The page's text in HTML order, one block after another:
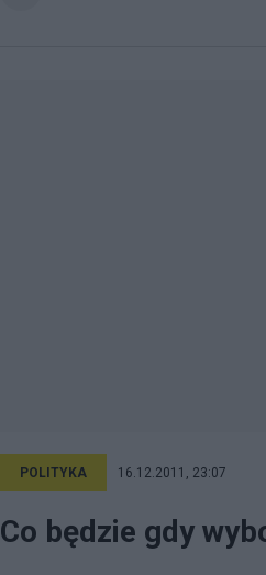
POLITYKA 16.12.2011, 23:07
Co będzie gdy